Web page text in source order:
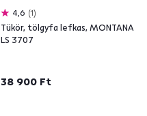
4,6 1
Tükör, tölgyfa lefkas, MONTANA
LS 3707
38 900 Ft